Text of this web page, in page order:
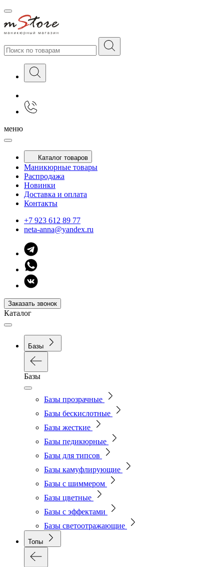
меню
Каталог товаров
Маникюрные товары
Распродажа
Новинки
Доставка и оплата
Контакты
+7 923 612 89 77
neta-anna@yandex.ru
Заказать звонок
Каталог
Базы
Базы
Базы прозрачные
Базы бескислотные
Базы жесткие
Базы педикюрные
Базы для типсов
Базы камуфлирующие
Базы с шиммером
Базы цветные
Базы с эффектами
Базы светоотражающие
Топы